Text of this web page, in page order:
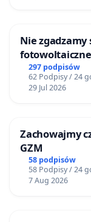
Nie
mieszkańców
297 podpisów
62 Podpisy / 24
29 Jul 2026
Zachowajmy
GZM
58 podpisów
58 Podpisy / 24
7 Aug 2026